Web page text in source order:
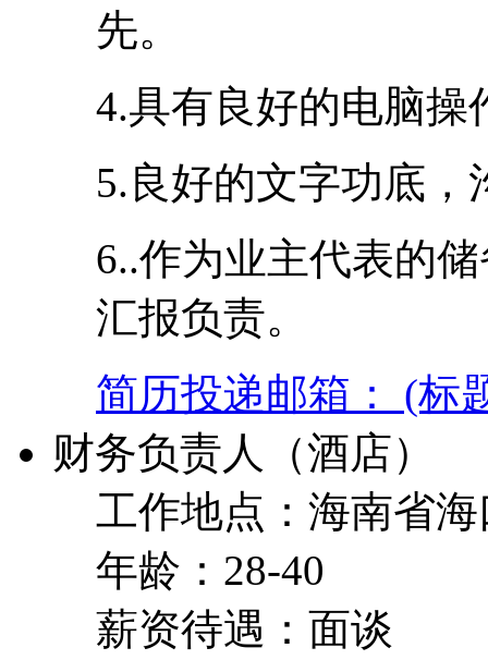
先。
4.具有良好的电脑操
5.良好的文字功底
6..作为业主代表的
汇报负责。
简历投递邮箱： (标
财务负责人（酒店）
工作地点：海南省
年龄：28-40
薪资待遇：面谈